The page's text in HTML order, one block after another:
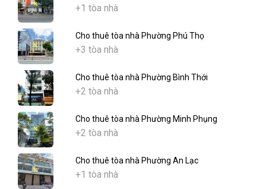
+1 tòa nhà
Cho thuê tòa nhà Phường Phú Thọ
+3 tòa nhà
Cho thuê tòa nhà Phường Bình Thới
+2 tòa nhà
Cho thuê tòa nhà Phường Minh Phụng
+2 tòa nhà
Cho thuê tòa nhà Phường An Lạc
+1 tòa nhà